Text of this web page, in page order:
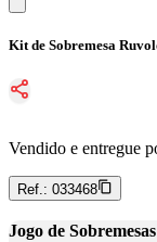
Kit de Sobremesa
Vendido e entregue
Ref.: 033468
Jogo de Sobremesas